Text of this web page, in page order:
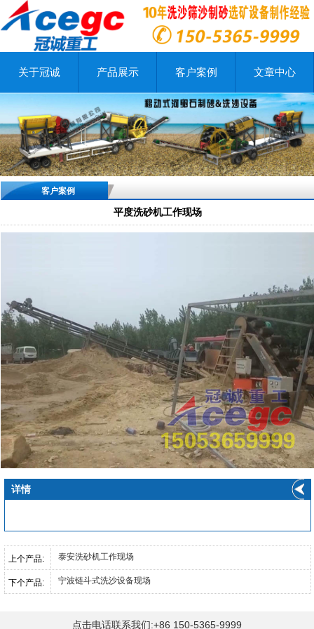
关于冠诚 产品展示 客户案例 文章中心
客户案例
平度洗砂机工作现场
详情
上个产品: 泰安洗砂机工作现场
下个产品: 宁波链斗式洗沙设备现场
点击电话联系我们:+86 150-5365-9999